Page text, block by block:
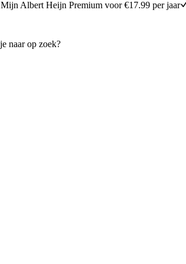
Mijn Albert Heijn Premium voor €17.99 per jaar